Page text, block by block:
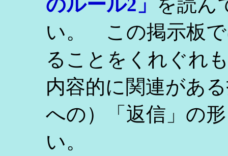
のルール2」 を読ん
い。 この掲示板で
ることをくれぐれ
内容的に関連があ
への）「返信」の
い。